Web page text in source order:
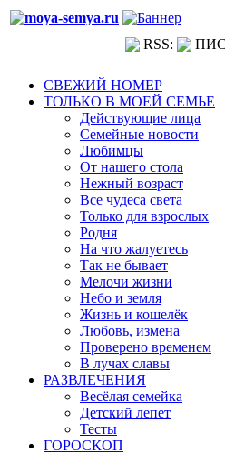
RSS:
СВЕЖИЙ НОМЕР
ТОЛЬКО В МОЕЙ СЕМЬЕ
Действующие лица
Семейные новости
Любимцы
От нашего стола
Нежный возраст
Все чудеса света
Только для взрослых
Родня
На что жалуетесь
Так не бывает
Мелочи жизни
Небо и земля
Жизнь и кошелёк
Любовь, измена
Проверено временем
В лучах славы
РАЗВЛЕЧЕНИЯ
Весёлая семейка
Детский лепет
Тесты
ГОРОСКОП